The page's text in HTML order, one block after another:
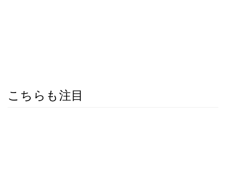
こちらも注目